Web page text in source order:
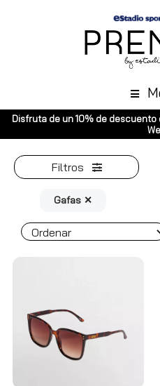
Disfruta de un 10% de descuento
Web
Filtros
Gafas ✕